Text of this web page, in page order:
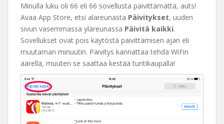
Minulla luku oli 66 eli 66 sovellusta päivittämättä, auts!
Avaa App Store, etsi alareunasta Päivitykset, uuden
sivun vasemmassa yläreunassa Päivitä kaikki.
Sovellukset ovat pois käytöstä päivittämisen ajan eli
muutaman minuutin. Päivitys kannattaa tehdä WiFin
äärellä, muuten se saattaa kestää tuntikaupalla!